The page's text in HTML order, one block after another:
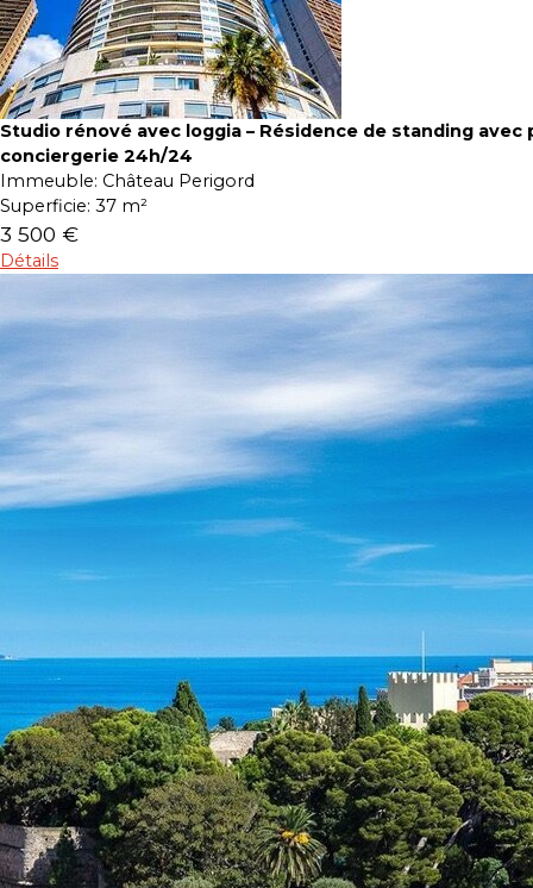
Studio rénové avec loggia – Résidence de standing avec
conciergerie 24h/24
Immeuble: Château Perigord
Superficie: 37 m²
3 500 €
Détails